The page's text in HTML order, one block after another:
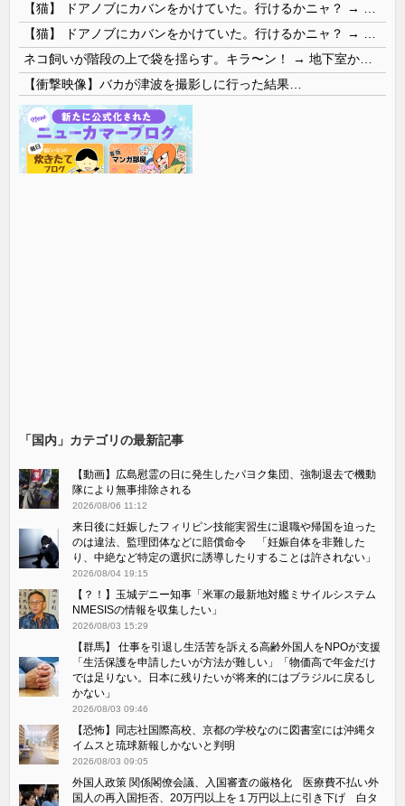
【猫】 ドアノブにカバンをかけていた。行けるかニャ？ → 猫はこうなります…
【猫】 ドアノブにカバンをかけていた。行けるかニャ？ → 猫はこうなります…
ネコ飼いが階段の上で袋を揺らす。キラ〜ン！ → 地下室からヤツが現れる…
【衝撃映像】バカが津波を撮影しに行った結果…
「国内」カテゴリの最新記事
【動画】広島慰霊の日に発生したパヨク集団、強制退去で機動
隊により無事排除される
2026/08/06 11:12
来日後に妊娠したフィリピン技能実習生に退職や帰国を迫った
のは違法、監理団体などに賠償命令 「妊娠自体を非難した
り、中絶など特定の選択に誘導したりすることは許されない」
2026/08/04 19:15
【？！】玉城デニー知事「米軍の最新地対艦ミサイルシステム
NMESISの情報を収集したい」
2026/08/03 15:29
【群馬】 仕事を引退し生活苦を訴える高齢外国人をNPOが支援
「生活保護を申請したいが方法が難しい」「物価高で年金だけ
では足りない。日本に残りたいが将来的にはブラジルに戻るし
かない」
2026/08/03 09:46
【恐怖】同志社国際高校、京都の学校なのに図書室には沖縄タ
イムスと琉球新報しかないと判明
2026/08/03 09:05
外国人政策 関係閣僚会議、入国審査の厳格化 医療費不払い外
国人の再入国拒否、20万円以上を１万円以上に引き下げ 白タ